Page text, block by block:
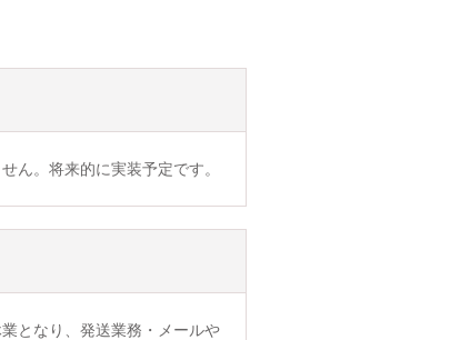
ん。将来的に実装予定です。
となり、発送業務・メールや